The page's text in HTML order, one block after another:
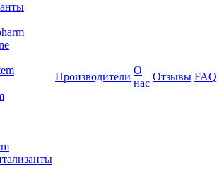
Производители
О
нас
Отзывы FAQ